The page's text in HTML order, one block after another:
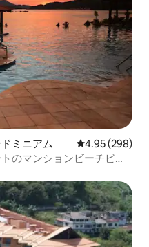
ミニアム レビュー298
4.95 (298)
のマンションビーチビュ